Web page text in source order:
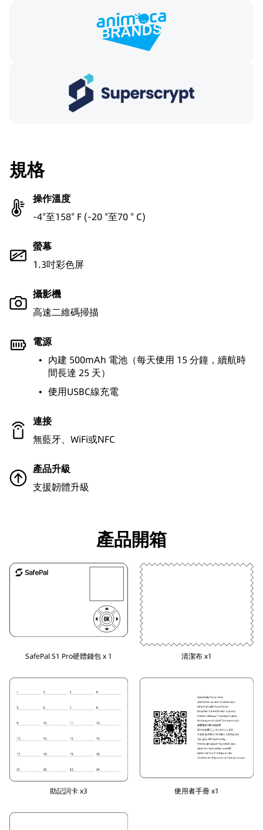
規格
操作溫度
-4°至158° F (-20 °至70 ° C)
螢幕
1.3吋彩色屏
攝影機
高速二維碼掃描
電源
• 內建 500mAh 電池（每天使用 15 分鐘，續航時
間長達 25 天）
• 使用USBC線充電
連接
無藍牙、WiFi或NFC
產品升級
支援韌體升級
產品開箱
SafePal S1 Pro硬體錢包 x 1 清潔布 x1
助記詞卡 x3 使用者手冊 x1